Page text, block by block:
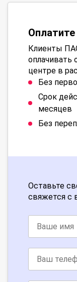
Оплатите
Клиенты
оплачивать
центре в
Без
Срок
месяцев
Без
Оставьте
свяжется с